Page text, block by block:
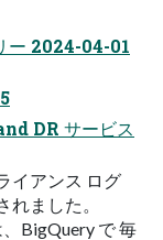
ー 2024-04-01
DR サービス
イアンス ログ
ました。
BigQuery で 毎